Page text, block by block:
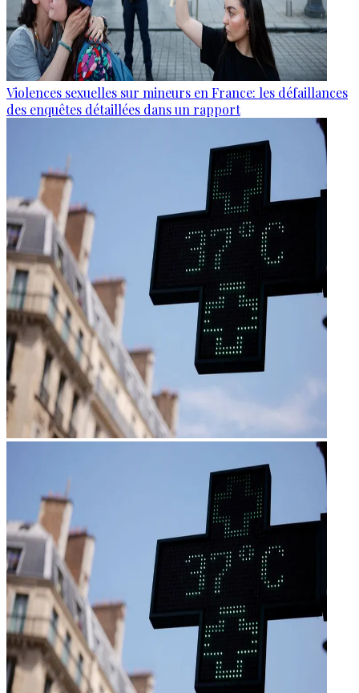
Violences sexuelles sur mineurs en France: les défaillances
des enquêtes détaillées dans un rapport